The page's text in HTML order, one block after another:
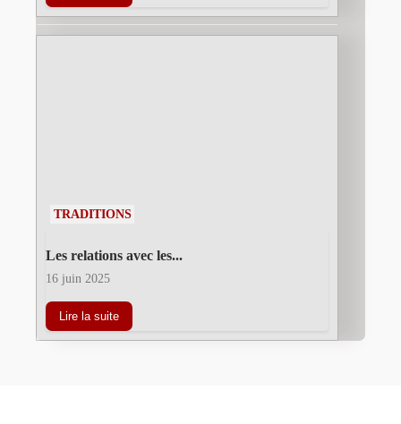
TRADITIONS
Les relations avec les...
16 juin 2025
Lire la suite